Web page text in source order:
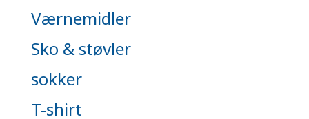
Værnemidler
Sko & støvler
sokker
T-shirt